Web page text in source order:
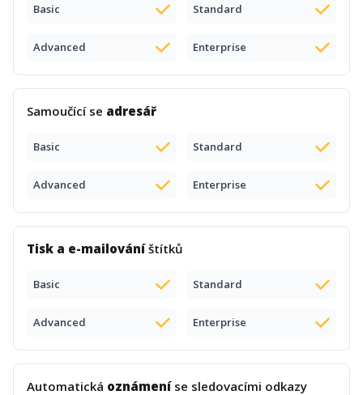
Basic Standard
Advanced Enterprise
Samoučící se adresář
Basic Standard
Advanced Enterprise
Tisk a e-mailováníštítků
Basic Standard
Advanced Enterprise
Automatická oznámeníse sledovacími odkazy